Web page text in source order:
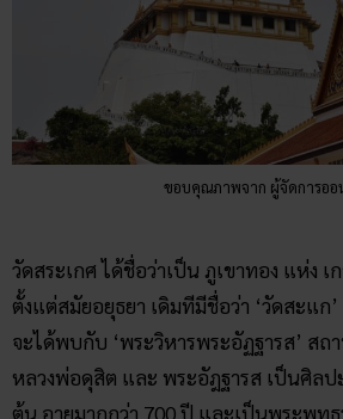
ขอบคุณภาพจาก ผู้จัดการออ
วัดสระเกศ ได้ชื่อว่าเป็น ภูเขาทอง แห่ง
ตั้งแต่สมัยอยุธยา เดิมทีมีชื่อว่า ‘วัดสะแก’
จะได้พบกับ ‘พระวิหารพระอัฏฐารส’ สถ
หลวงพ่อดุสิต และ พระอัฎฐารส เป็นศิล
ต้น อายุมากกว่า 700 ปี และเป็นพระพุท